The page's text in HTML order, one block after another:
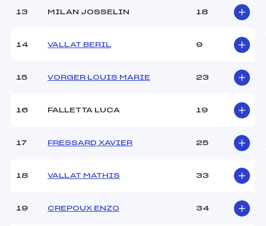
Ouvreurs B :
VINCENT PIERRE YVES
Température départ :
93.1100
Catégorie :
U16
13 MILAN JOSSELIN 18
14 VALLAT BERIL 9
15 VORGER LOUIS MARIE 23
16 FALLETTA LUCA 19
17 FRESSARD XAVIER 25
18 VALLAT MATHIS 33
19 CREPOUX ENZO 34